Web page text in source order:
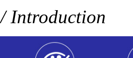
/ Introduction